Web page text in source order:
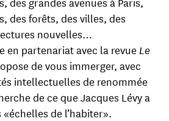
des forêts, des villes, des
nouvelles…
en partenariat avec la revueLe
de vous immerger, avec
intellectuelles de renommée
de ce que Jacques Lévy a
de l’habiter».